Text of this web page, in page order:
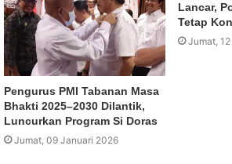
Pengurus PMI Tabanan Masa
Bhakti 2025–2030 Dilantik,
Luncurkan Program Si Doras
Jumat, 09 Januari 2026
Lancar,
Tetap
Jumat,